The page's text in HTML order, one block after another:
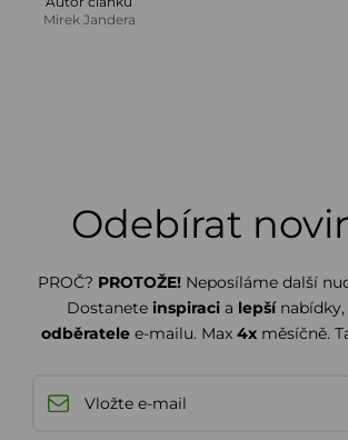
Mirek Jandera
Odebírat
PROČ? PROTOŽE! Neposíláme další
Dostanete inspiraci a lepšínabídky,
odběratelee-mailu. Max 4xměsíčně.